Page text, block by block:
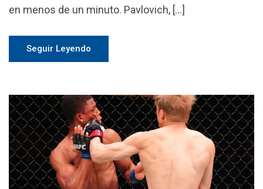
en menos de un minuto. Pavlovich, […]
Seguir Leyendo